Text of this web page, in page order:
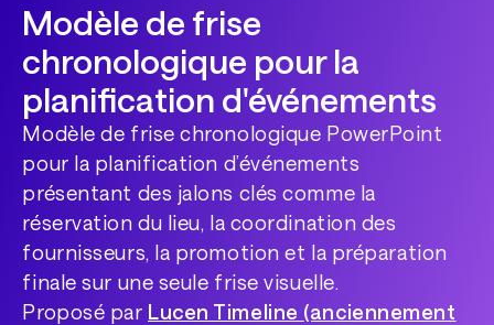
Modèle de frise
chronologique pour la
planification d'événements
Modèle de frise chronologique PowerPoint
pour la planification d’événements
présentant des jalons clés comme la
réservation du lieu, la coordination des
fournisseurs, la promotion et la préparation
finale sur une seule frise visuelle.
Proposé par Lucen Timeline (anciennement